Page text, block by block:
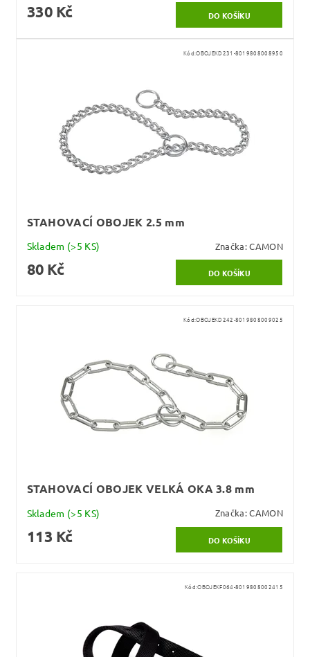
330 Kč
Kód:OBOJEKD231-8019808008950
STAHOVACÍ OBOJEK 2.5 mm
Skladem (>5 KS) Značka:CAMON
80 Kč
Kód:OBOJEKD242-8019808009025
STAHOVACÍ OBOJEK VELKÁ OKA 3.8 mm
Skladem (>5 KS) Značka:CAMON
113 Kč
Kód:OBOJEKF064-8019808002415